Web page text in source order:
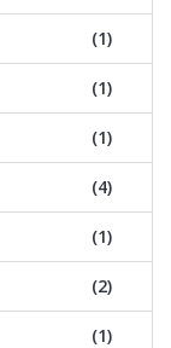
(1)
(1)
(1)
(4)
(1)
(2)
(1)